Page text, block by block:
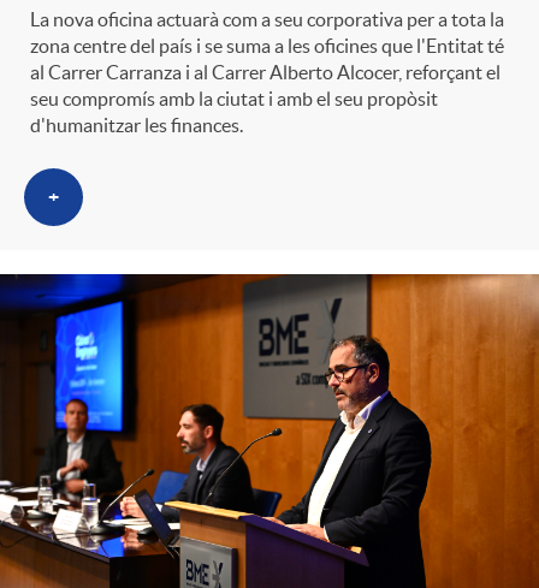
La nova oficina actuarà com a seu corporativa per a tota la
zona centre del país i se suma a les oficines que l'Entitat té
al Carrer Carranza i al Carrer Alberto Alcocer, reforçant el
seu compromís amb la ciutat i amb el seu propòsit
d'humanitzar les finances.
+